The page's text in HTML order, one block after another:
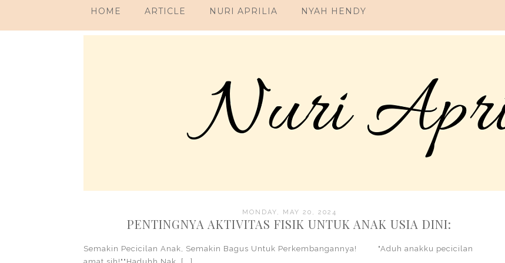
HOME ARTICLE NURI APRILIA NYAH HENDY
MONDAY, MAY 20, 2024
PENTINGNYA AKTIVITAS FISIK UNTUK ANAK USIA DINI:
Semakin Pecicilan Anak, Semakin Bagus Untuk Perkembangannya! "Aduh anakku pecicilan